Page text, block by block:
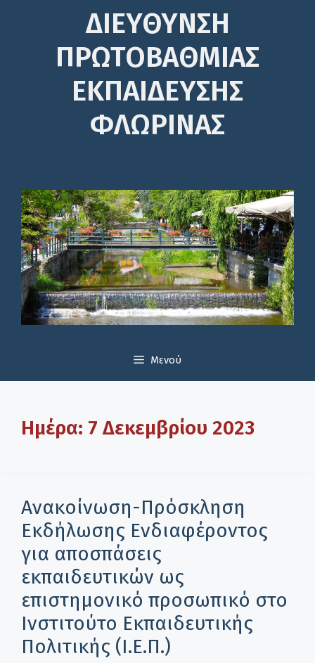
ΔΙΕΎΘΥΝΣΗ
ΠΡΩΤΟΒΆΘΜΙΑΣ
ΕΚΠΑΊΔΕΥΣΗΣ
ΦΛΩΡΙΝΑΣ
Μενού
Ημέρα: 7 Δεκεμβρίου 2023
Ανακοίνωση-Πρόσκληση
Eκδήλωσης Eνδιαφέροντος
για αποσπάσεις
εκπαιδευτικών ως
επιστημονικό προσωπικό στο
Ινστιτούτο Εκπαιδευτικής
Πολιτικής (Ι.Ε.Π.)